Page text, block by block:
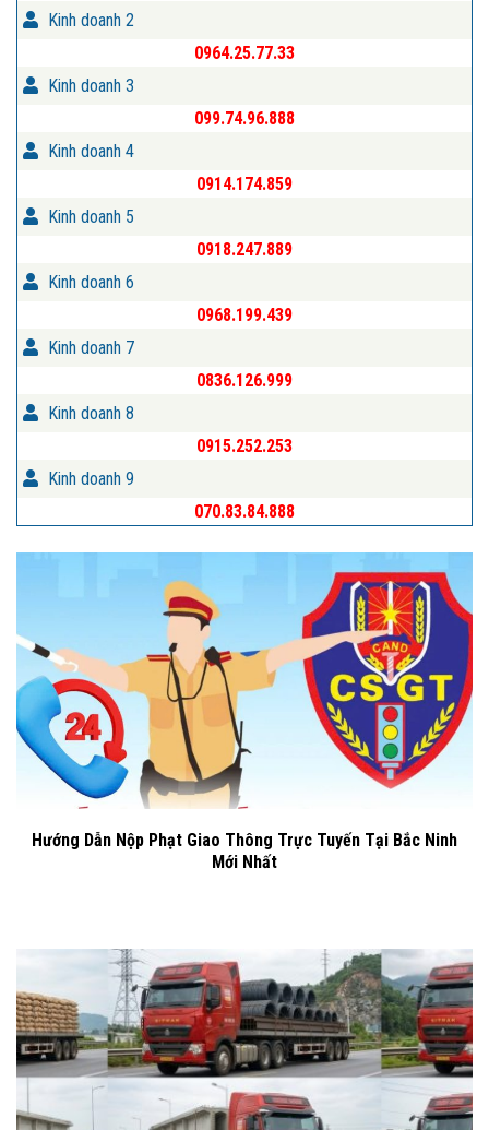
Kinh doanh 2
0964.25.77.33
Kinh doanh 3
099.74.96.888
Kinh doanh 4
0914.174.859
Kinh doanh 5
0918.247.889
Kinh doanh 6
0968.199.439
Kinh doanh 7
0836.126.999
Kinh doanh 8
0915.252.253
Kinh doanh 9
070.83.84.888
Hướng Dẫn Nộp Phạt Giao Thông Trực Tuyến Tại Bắc Ninh
Mới Nhất